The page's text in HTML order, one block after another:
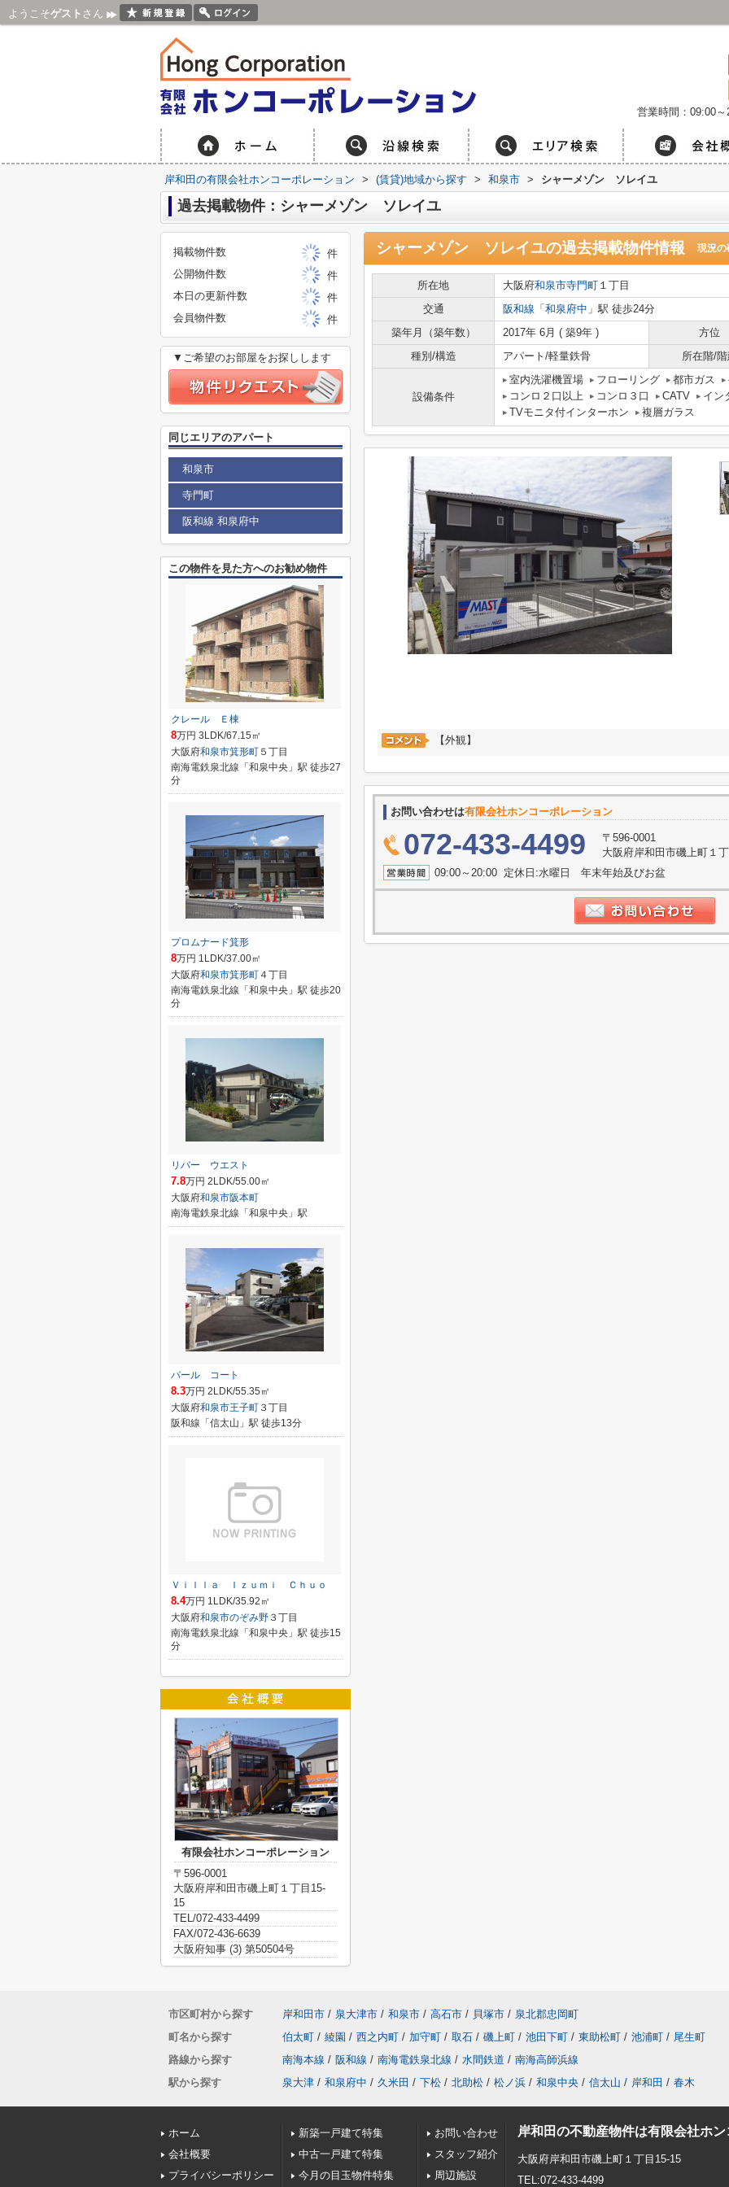
ようこそゲスト さん
営業時間：09:00～
岸和田の有限会社ホンコーポレーション > (賃貸)地域から探す > 和泉市 > シャーメゾン ソレイユ
過去掲載物件：シャーメゾン ソレイユ
シャーメゾン ソレイユの過去掲載物件情報 現況の
所在地 大阪府和泉市寺門町 １丁目
交通
阪和線 「 和泉府中 」駅 徒歩24分
築年月（築年数）
2017年 6月 ( 築9年 ) 方位
種別/構造
アパート/軽量鉄骨 所在階/階
設備条件
室内洗濯機置場 フローリング 都市ガス
コンロ２口以上
コンロ３口 CATV
イン
TVモニタ付インターホン
複層ガラス
【外観】
お問い合わせは有限会社ホンコーポレーション
072-433-4499
〒596-0001
大阪府岸和田市磯上町１
09:00～20:00 定休日:水曜日 年末年始及びお盆
掲載物件数
件
公開物件数
件
本日の更新件数
件
会員物件数
件
▼ご希望のお部屋をお探しします
同じエリアのアパート
和泉市
寺門町
阪和線 和泉府中
この物件を見た方へのお勧め物件
クレール Ｅ棟
8万円 3LDK/67.15㎡
大阪府和泉市箕形町 ５丁目
南海電鉄泉北線「和泉中央」駅 徒歩27
分
プロムナード箕形
8万円 1LDK/37.00㎡
大阪府和泉市箕形町４丁目
南海電鉄泉北線「和泉中央」駅 徒歩20
分
リバー ウエスト
7.8万円 2LDK/55.00㎡
大阪府和泉市阪本町
南海電鉄泉北線「和泉中央」駅
パール コート
8.3万円 2LDK/55.35㎡
大阪府和泉市王子町 ３丁目
阪和線「信太山」駅 徒歩13分
Ｖｉｌｌａ Ｉｚｕｍｉ Ｃｈｕｏ
8.4万円 1LDK/35.92㎡
大阪府和泉市のぞみ野 ３丁目
南海電鉄泉北線「和泉中央」駅 徒歩15
分
有限会社ホンコーポレーション
〒596-0001
大阪府岸和田市磯上町１丁目15-
15
TEL/072-433-4499
FAX/072-436-6639
大阪府知事 (3) 第50504号
市区町村から探す 岸和田市 / 泉大津市 / 和泉市 / 高石市 / 貝塚市 / 泉北郡忠岡町
町名から探す
伯太町 / 綾園 / 西之内町 / 加守町 / 取石 / 磯上町 / 池田下町 / 東助松町 / 池浦町 / 尾生町
路線から探す
南海本線 / 阪和線 / 南海電鉄泉北線 / 水間鉄道 / 南海高師浜線
駅から探す
泉大津 / 和泉府中 / 久米田 / 下松 / 北助松 / 松ノ浜 / 和泉中央 / 信太山 / 岸和田 / 春木
ホーム
会社概要
プライバシーポリシー
新築一戸建て特集
中古一戸建て特集
今月の目玉物件特集
お問い合わせ
スタッフ紹介
周辺施設
岸和田の不動産物件は有限会社ホ
大阪府岸和田市磯上町１丁目15-15
TEL:072-433-4499